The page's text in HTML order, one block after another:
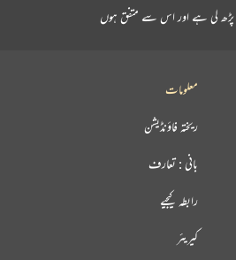
پڑھ لی ہے اور اس سے متفق ہوں
معلومات
ریختہ فاؤنڈیشن
بانی : تعارف
رابطہ کیجیے
کیریئر